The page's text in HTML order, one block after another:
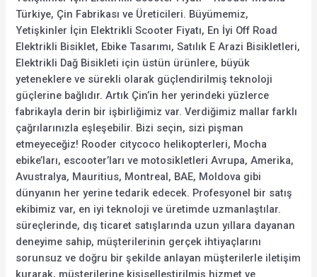
Türkiye, Çin Fabrikası ve Üreticileri. Büyümemiz,
Yetişkinler İçin Elektrikli Scooter Fiyatı, En İyi Off Road
Elektrikli Bisiklet, Ebike Tasarımı, Satılık E Arazi Bisikletleri,
Elektrikli Dağ Bisikleti için üstün ürünlere, büyük
yeteneklere ve sürekli olarak güçlendirilmiş teknoloji
güçlerine bağlıdır. Artık Çin’in her yerindeki yüzlerce
fabrikayla derin bir işbirliğimiz var. Verdiğimiz mallar farklı
çağrılarınızla eşleşebilir. Bizi seçin, sizi pişman
etmeyeceğiz! Rooder citycoco helikopterleri, Mocha
ebike’ları, escooter’ları ve motosikletleri Avrupa, Amerika,
Avustralya, Mauritius, Montreal, BAE, Moldova gibi
dünyanın her yerine tedarik edecek. Profesyonel bir satış
ekibimiz var, en iyi teknoloji ve üretimde uzmanlaştılar.
süreçlerinde, dış ticaret satışlarında uzun yıllara dayanan
deneyime sahip, müşterilerinin gerçek ihtiyaçlarını
sorunsuz ve doğru bir şekilde anlayan müşterilerle iletişim
kurarak, müşterilerine kişiselleştirilmiş hizmet ve